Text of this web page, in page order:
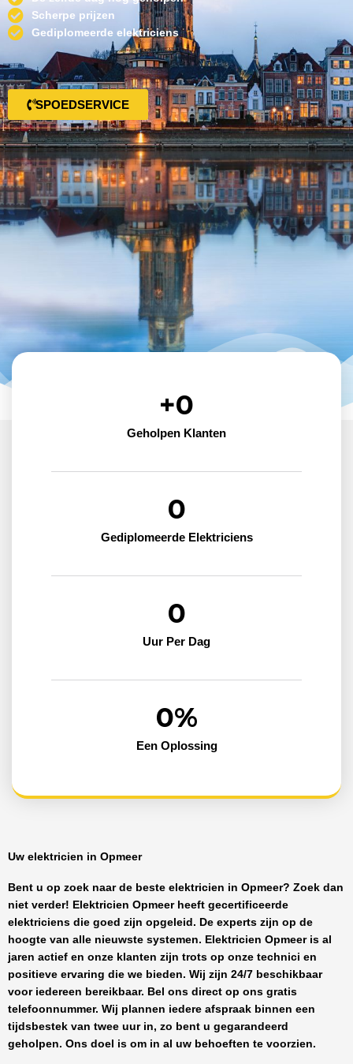
Scherpe prijzen
Gediplomeerde elektriciens
SPOEDSERVICE
Geholpen Klanten
+0
Gediplomeerde Elektriciens
0
Uur Per Dag
0
Een Oplossing
0%
Uw elektricien in Opmeer
Bent u op zoek naar de beste elektricien in Opmeer? Zoek dan
niet verder! Elektricien Opmeerheeft gecertificeerde
elektriciens die goed zijn opgeleid. De experts zijn op de
hoogte van alle nieuwste systemen. Elektricien Opmeeris al
jaren actief en onze klanten zijn trots op onze technici en
positieve ervaring die we bieden. Wij zijn 24/7 beschikbaar
voor iedereen bereikbaar. Bel ons direct op ons gratis
telefoonnummer. Wij plannen iedere afspraak binnen een
tijdsbestek van twee uur in, zo bent u gegarandeerd
geholpen. Ons doel is om in al uw behoeften te voorzien.